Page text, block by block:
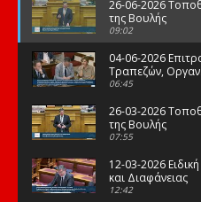
26-06-2026
της Βουλής
09:02
04-06-2026
Τραπεζών,
Φορέων Κοινων.
06:45
26-03-2026
της Βουλής
07:55
12-03-2026
και Διαφάνειας
12:42